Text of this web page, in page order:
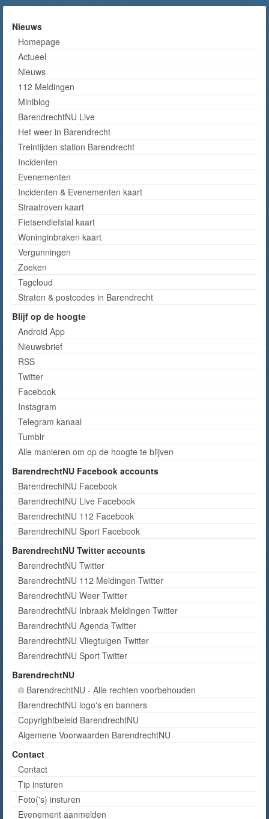
Nieuws
Homepage
Actueel
Nieuws
112 Meldingen
Miniblog
BarendrechtNU Live
Het weer in Barendrecht
Treintijden station Barendrecht
Incidenten
Evenementen
Incidenten & Evenementen kaart
Straatroven kaart
Fietsendiefstal kaart
Woninginbraken kaart
Vergunningen
Zoeken
Tagcloud
Straten & postcodes in Barendrecht
Blijf op de hoogte
Android App
Nieuwsbrief
RSS
Twitter
Facebook
Instagram
Telegram kanaal
Tumblr
Alle manieren om op de hoogte te blijven
BarendrechtNU Facebook accounts
BarendrechtNU Facebook
BarendrechtNU Live Facebook
BarendrechtNU 112 Facebook
BarendrechtNU Sport Facebook
BarendrechtNU Twitter accounts
BarendrechtNU Twitter
BarendrechtNU 112 Meldingen Twitter
BarendrechtNU Weer Twitter
BarendrechtNU Inbraak Meldingen Twitter
BarendrechtNU Agenda Twitter
BarendrechtNU Vliegtuigen Twitter
BarendrechtNU Sport Twitter
BarendrechtNU
© BarendrechtNU - Alle rechten voorbehouden
BarendrechtNU logo's en banners
Copyrightbeleid BarendrechtNU
Algemene Voorwaarden BarendrechtNU
Contact
Contact
Tip insturen
Foto('s) insturen
Evenement aanmelden